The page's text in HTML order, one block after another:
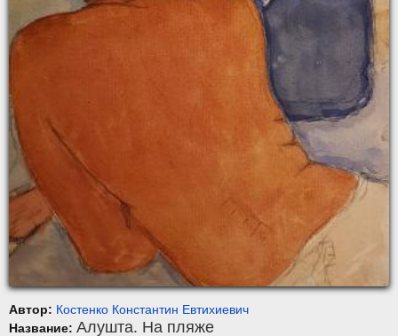
Автор: Костенко Константин Евтихиевич
Название: Алушта. На пляже